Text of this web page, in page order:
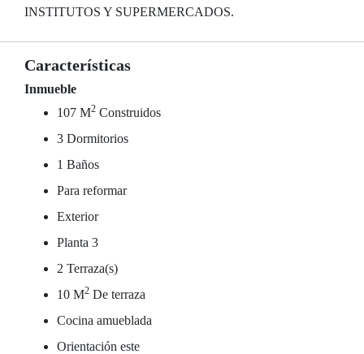
INSTITUTOS Y SUPERMERCADOS.
Características
Inmueble
107 M2 Construidos
3 Dormitorios
1 Baños
Para reformar
Exterior
Planta 3
2 Terraza(s)
10 M2 De terraza
Cocina amueblada
Orientación este